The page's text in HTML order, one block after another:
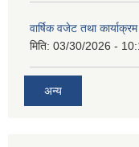
वार्षिक वजेट तथा कार्याक्रम
मिति: 03/30/2026 -
अन्य